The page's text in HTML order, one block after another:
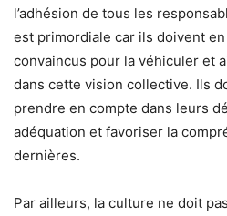
l’adhésion de tous les
est primordiale car ils doivent
convaincus pour la véhiculer et
dans cette vision collective. Ils
prendre en compte dans leurs
adéquation et favoriser la
dernières.
Par ailleurs, la culture ne doit